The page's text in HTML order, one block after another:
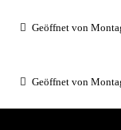
Geöffnet von
Geöffnet von